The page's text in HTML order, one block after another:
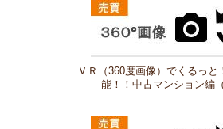
ＶＲ（360度画像）でくるっと
能！！中古マンション編（